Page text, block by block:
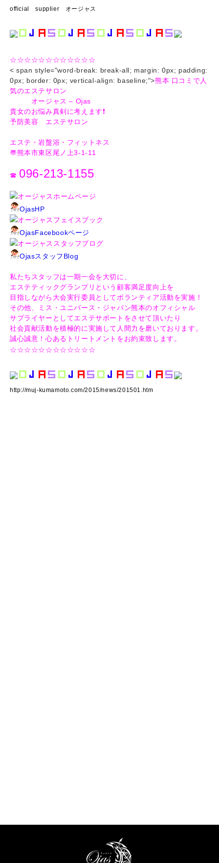
official supplier オージャス
☆☆☆☆☆☆☆☆☆☆☆☆
< span style="word-break: break-all; margin: 0px; padding:
0px; border: 0px; vertical-align: baseline;">熊本 口コミで人
気のエステサロン
オージャス – Ojas
貴女のお悩み真剣に考えます❗️
予防美容 エステサロン
エステ・岩盤浴・フィットネス
〠熊本市東区尾ノ上3-1-11
☎︎ 096-213-1155
オージャスホームページ
OjasHP
オージャスフェイスブック
OjasFacebookページ
オージャススタッフブログ
OjasスタッフBlog
私たちスタッフは一期一会を大切に、
エステティックグランプリという顧客満足度向上を
目指しながら大会実行委員としてボランティア活動を実施！
その他、ミス・ユニバース・ジャパン熊本のオフィシャル
サプライヤーとしてエステサポートをさせて頂いたり
社会貢献活動を積極的に実施して人間力を磨いております。
誠心誠意！心あるトリートメントをお約束致します。
☆☆☆☆☆☆☆☆☆☆☆☆
http://muj-kumamoto.com/2015/news/201501.htm